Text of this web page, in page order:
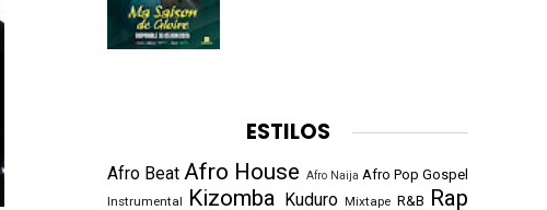
ESTILOS
Afro Beat Afro House Afro Naija Afro Pop Gospel
Instrumental Kizomba Kuduro Mixtape R&B Rap